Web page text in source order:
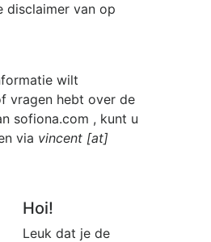
disclaimer van op
wilt
vragen hebt over de
sofiona.com , kunt u
via vincent [at]
Hoi!
Leuk dat je de